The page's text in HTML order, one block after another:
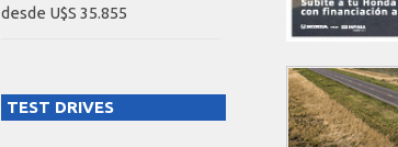
desde U$S 35.855
TEST DRIVES